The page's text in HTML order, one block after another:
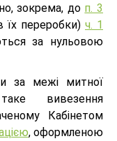
зокрема, до п. 3
їх переробки) ч. 1
за нульовою
за межі митної
вивезення
Кабінетом
, оформленою